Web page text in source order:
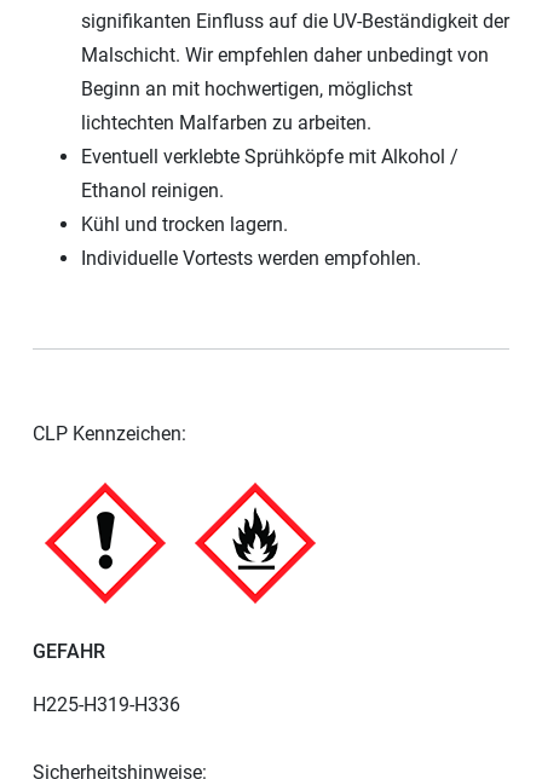
signifikanten Einfluss auf die UV-Beständigkeit der
Malschicht. Wir empfehlen daher unbedingt von
Beginn an mit hochwertigen, möglichst
lichtechten Malfarben zu arbeiten.
Eventuell verklebte Sprühköpfe mit Alkohol /
Ethanol reinigen.
Kühl und trocken lagern.
Individuelle Vortests werden empfohlen.
CLP Kennzeichen:
GEFAHR
H225-H319-H336
Sicherheitshinweise: